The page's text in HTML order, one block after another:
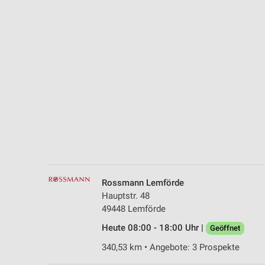
Rossmann Lemförde
Hauptstr. 48
49448 Lemförde
Heute 08:00 - 18:00 Uhr |
Geöffnet
340,53 km • Angebote: 3 Prospekte